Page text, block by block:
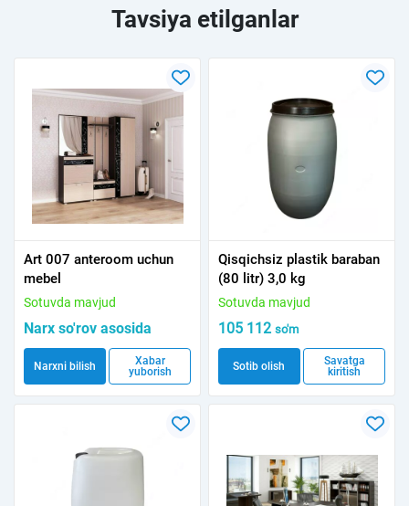
Tavsiya etilganlar
Art 007 anteroom uchun
mebel
Sotuvda mavjud
Narx so'rov asosida
Narxni bilish
Xabar
yuborish
Qisqichsiz plastik baraban
(80 litr) 3,0 kg
Sotuvda mavjud
105 112 so'm
Sotib olish
Savatga
kiritish